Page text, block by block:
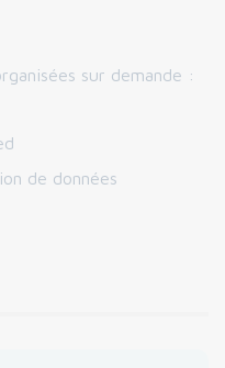
sur demande :
de données